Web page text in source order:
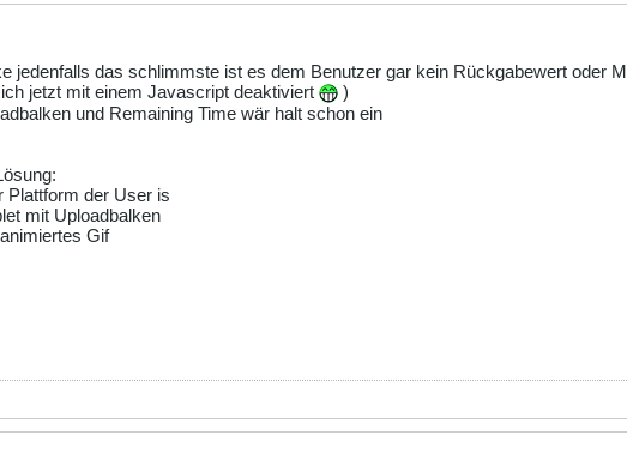
jedenfalls das schlimmste ist es dem Benutzer gar kein Rückgabewert oder
jetzt mit einem Javascript deaktiviert
)
und Remaining Time wär halt schon ein
Plattform der User is
mit Uploadbalken
Gif